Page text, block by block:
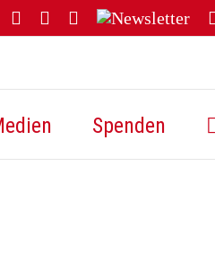
FacebookYouTubeInstagram
Threads
Newsletter
Spenden